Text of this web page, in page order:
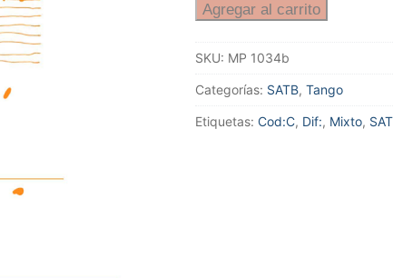
Agregar al carrito
SKU: MP 1034b
Categorías: SATB, Tango
Etiquetas: Cod:C, Dif:, Mixto,